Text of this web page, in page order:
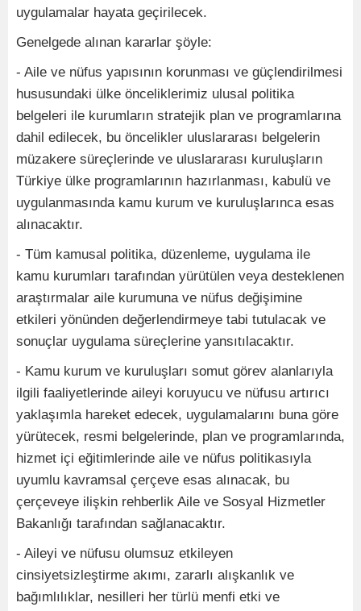
uygulamalar hayata geçirilecek.
Genelgede alınan kararlar şöyle:
- Aile ve nüfus yapısının korunması ve güçlendirilmesi
hususundaki ülke önceliklerimiz ulusal politika
belgeleri ile kurumların stratejik plan ve programlarına
dahil edilecek, bu öncelikler uluslararası belgelerin
müzakere süreçlerinde ve uluslararası kuruluşların
Türkiye ülke programlarının hazırlanması, kabulü ve
uygulanmasında kamu kurum ve kuruluşlarınca esas
alınacaktır.
- Tüm kamusal politika, düzenleme, uygulama ile
kamu kurumları tarafından yürütülen veya desteklenen
araştırmalar aile kurumuna ve nüfus değişimine
etkileri yönünden değerlendirmeye tabi tutulacak ve
sonuçlar uygulama süreçlerine yansıtılacaktır.
- Kamu kurum ve kuruluşları somut görev alanlarıyla
ilgili faaliyetlerinde aileyi koruyucu ve nüfusu artırıcı
yaklaşımla hareket edecek, uygulamalarını buna göre
yürütecek, resmi belgelerinde, plan ve programlarında,
hizmet içi eğitimlerinde aile ve nüfus politikasıyla
uyumlu kavramsal çerçeve esas alınacak, bu
çerçeveye ilişkin rehberlik Aile ve Sosyal Hizmetler
Bakanlığı tarafından sağlanacaktır.
- Aileyi ve nüfusu olumsuz etkileyen
cinsiyetsizleştirme akımı, zararlı alışkanlık ve
bağımlılıklar, nesilleri her türlü menfi etki ve